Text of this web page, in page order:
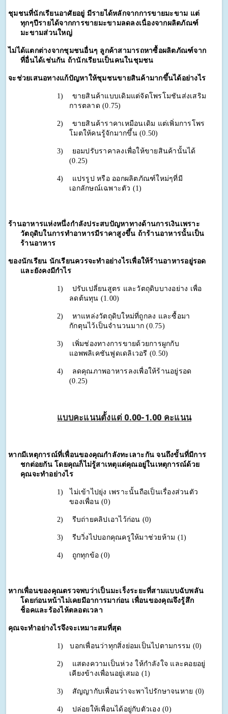
ชุมชนที่นักเรียนอาศัยอยู่ มีรายได้หลักจากการขายมะขาม แต่
ทุกๆปีรายได้จากการขายมะขามลดลงเนื่องจากผลิตภัณฑ์
มะขามส่วนใหญ่
ไม่ได้แตกต่างจากชุมชนอื่นๆ ลูกค้าสามารถหาซื้อผลิตภัณฑ์จาก
ที่อื่นได้เช่นกัน ถ้านักเรียนเป็นคนในชุมชน
จะช่วยเสนอทางแก้ปัญหาให้ชุมชนขายสินค้ามากขึ้นได้อย่างไร
1)
ขายสินค้าแบบเดิมแต่จัดโพรโมชันส่งเสริม
การตลาด (0.75)
2)
ขายสินค้าราคาเหมือนเดิม แต่เพิ่มการโพร
โมตให้คนรู้จักมากขึ้น (0.50)
3)
ยอมปรับราคาลงเพื่อให้ขายสินค้านั้นได้
(0.25)
4)
แปรรูป หรือ ออกผลิตภัณฑ์ใหม่ๆที่มี
เอกลักษณ์เฉพาะตัว (1)
ร้านอาหารแห่งหนึ่งกำลังประสบปัญหาทางด้านการเงินเพราะ
วัตถุดิบในการทำอาหารมีราคาสูงขึ้น ถ้าร้านอาหารนั้นเป็น
ร้านอาหาร
ของนักเรียน นักเรียนควรจะทำอย่างไรเพื่อให้ร้านอาหารอยู่รอด
และยังคงมีกำไร
1)
ปรับเปลี่ยนสูตร และวัตถุดิบบางอย่าง เพื่อ
ลดต้นทุน (1.00)
2)
หาแหล่งวัตถุดิบใหม่ที่ถูกลง และซื้อมา
กักตุนไว้เป็นจำนวนมาก (0.75)
3)
เพิ่มช่องทางการขายด้วยการผูกกับ
แอพพลิเคชันฟูดเดลิเวอรี (0.50)
4)
ลดคุณภาพอาหารลงเพื่อให้ร้านอยู่รอด
(0.25)
แบบคะแนนตั้งแต่ 0.00-1.00 คะแนน
หากมีเหตุการณ์ที่เพื่อนของคุณกำลังทะเลาะกัน จนถึงขั้นที่มีการ
ชกต่อยกัน โดยคุณก็ไม่รู้สาเหตุแต่คุณอยู่ในเหตุการณ์ด้วย
คุณจะทำอย่างไร
1)
ไม่เข้าไปยุ่ง เพราะนั้นถือเป็นเรื่องส่วนตัว
ของเพื่อน (0)
2) รีบถ่ายคลิปเอาไว้ก่อน (0)
3) รีบวิ่งไปบอกคุณครูให้มาช่วยห้าม (1)
4) ถูกทุกข้อ (0)
หากเพื่อนของคุณตรวจพบว่าเป็นมะเร็งระยะที่สามแบบฉับพลัน
โดยก่อนหน้าไม่เคยมีอาการมาก่อน เพื่อนของคุณจึงรู้สึก
ช็อคและร้องไห้ตลอดเวลา
คุณจะทำอย่างไรจึงจะเหมาะสมที่สุด
1) บอกเพื่อนว่าทุกสิ่งย่อมเป็นไปตามกรรม (0)
2)
แสดงความเป็นห่วง ให้กำลังใจ และคอยอยู่
เคียงข้างเพื่อนอยู่เสมอ (1)
3) สัญญากับเพื่อนว่าจะพาไปรักษาจนหาย (0)
4) ปล่อยให้เพื่อนได้อยู่กับตัวเอง (0)